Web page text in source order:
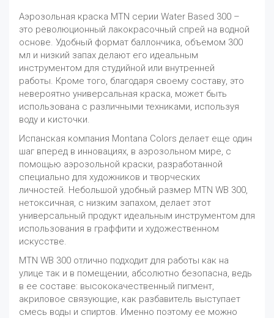
Аэрозольная краска MTN серии Water Based 300 –
это революционный лакокрасочный спрей на водной
основе. Удобный формат баллончика, объемом 300
мл и низкий запах делают его идеальным
инструментом для студийной или внутренней
работы. Кроме того, благодаря своему составу, это
невероятно универсальная краска, может быть
использована с различными техниками, используя
воду и кисточки.
Испанская компания Montana Colors делает еще один
шаг вперед в инновациях, в аэрозольном мире, с
помощью аэрозольной краски, разработанной
специально для художников и творческих
личностей. Небольшой удобный размер MTN WB 300,
нетоксичная, с низким запахом, делает этот
универсальный продукт идеальным инструментом для
использования в граффити и художественном
искусстве.
MTN WB 300 отлично подходит для работы как на
улице так и в помещении, абсолютно безопасна, ведь
в ее составе: высококачественный пигмент,
акриловое связующие, как разбавитель выступает
смесь воды и спиртов. Именно поэтому ее можно